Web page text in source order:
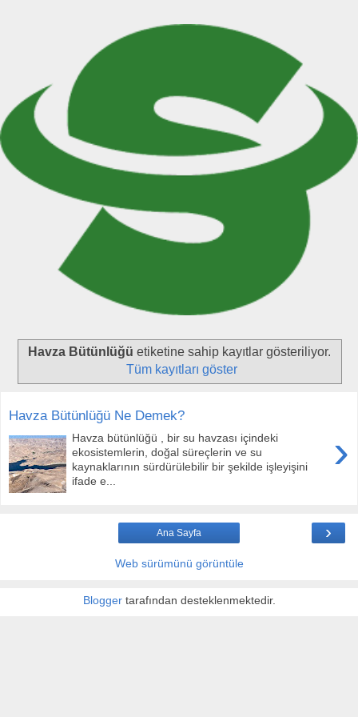
Havza Bütünlüğü etiketine sahip kayıtlar gösteriliyor.
Tüm kayıtları göster
Havza Bütünlüğü Ne Demek?
›
Havza bütünlüğü , bir su havzası içindeki
ekosistemlerin, doğal süreçlerin ve su
kaynaklarının sürdürülebilir bir şekilde işleyişini
ifade e...
›
Ana Sayfa
Web sürümünü görüntüle
Bloggertarafından desteklenmektedir.